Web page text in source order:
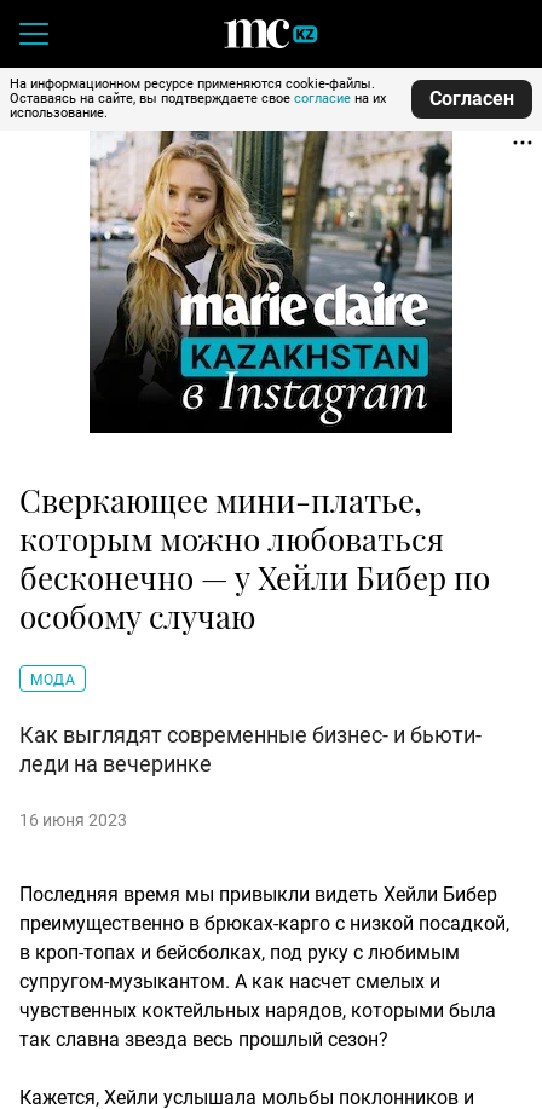
На информационном ресурсе применяются cookie-файлы.
Оставаясь на сайте, вы подтверждаете свое согласие на их
использование.
Согласен
Сверкающее мини-платье,
которым можно любоваться
бесконечно — у Хейли Бибер по
особому случаю
МОДА
Как выглядят современные бизнес- и бьюти-
леди на вечеринке
16 июня 2023
Последняя время мы привыкли видеть Хейли Бибер
преимущественно в брюках-карго с низкой посадкой,
в кроп-топах и бейсболках, под руку с любимым
супругом-музыкантом. А как насчет смелых и
чувственных коктейльных нарядов, которыми была
так славна звезда весь прошлый сезон?
Кажется, Хейли услышала мольбы поклонников и